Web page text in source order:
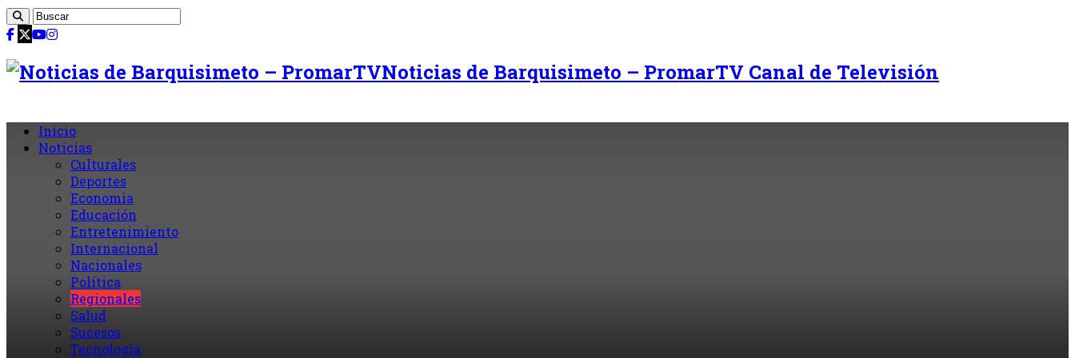
Noticias de Barquisimeto – PromarTV Canal de Televisión
Inicio
Noticias
Culturales
Deportes
Economia
Educación
Entretenimiento
Internacional
Nacionales
Política
Regionales
Salud
Sucesos
Tecnología